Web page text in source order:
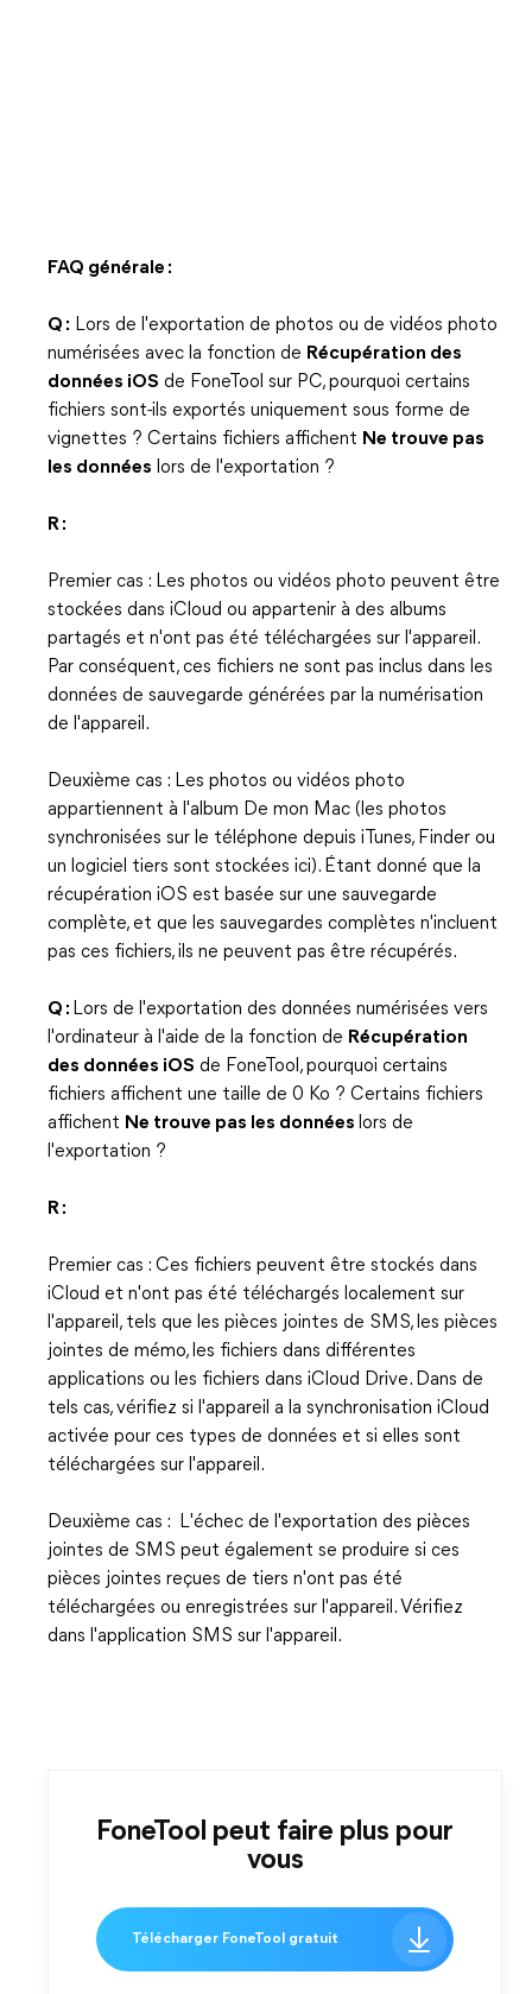
FAQ générale :
Q : Lors de l'exportation de photos ou de vidéos photo
numérisées avec la fonction de Récupération des
données iOS de FoneTool sur PC, pourquoi certains
fichiers sont-ils exportés uniquement sous forme de
vignettes ? Certains fichiers affichent Ne trouve pas
les données lors de l'exportation ?
R :
Premier cas : Les photos ou vidéos photo peuvent être
stockées dans iCloud ou appartenir à des albums
partagés et n'ont pas été téléchargées sur l'appareil.
Par conséquent, ces fichiers ne sont pas inclus dans les
données de sauvegarde générées par la numérisation
de l'appareil.
Deuxième cas : Les photos ou vidéos photo
appartiennent à l'album De mon Mac (les photos
synchronisées sur le téléphone depuis iTunes, Finder ou
un logiciel tiers sont stockées ici). Étant donné que la
récupération iOS est basée sur une sauvegarde
complète, et que les sauvegardes complètes n'incluent
pas ces fichiers, ils ne peuvent pas être récupérés.
Q : Lors de l'exportation des données numérisées vers
l'ordinateur à l'aide de la fonction de Récupération
des données iOS de FoneTool, pourquoi certains
fichiers affichent une taille de 0 Ko ? Certains fichiers
affichent Ne trouve pas les données lors de
l'exportation ?
R :
Premier cas : Ces fichiers peuvent être stockés dans
iCloud et n'ont pas été téléchargés localement sur
l'appareil, tels que les pièces jointes de SMS, les pièces
jointes de mémo, les fichiers dans différentes
applications ou les fichiers dans iCloud Drive. Dans de
tels cas, vérifiez si l'appareil a la synchronisation iCloud
activée pour ces types de données et si elles sont
téléchargées sur l'appareil.
Deuxième cas : L'échec de l'exportation des pièces
jointes de SMS peut également se produire si ces
pièces jointes reçues de tiers n'ont pas été
téléchargées ou enregistrées sur l'appareil. Vérifiez
dans l'application SMS sur l'appareil.
FoneTool peut faire plus pour
vous
Télécharger FoneTool gratuit